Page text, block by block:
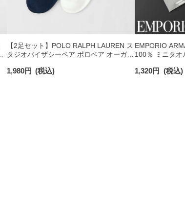
【2足セット】POLO RALPH LAUREN ス
タジオバイザシーベア ポロベア オーガニ
ンズ レディース 92009650
1,980円 (税込)
EMPORIO
100％ ミニタオ
1,320円 (税込)